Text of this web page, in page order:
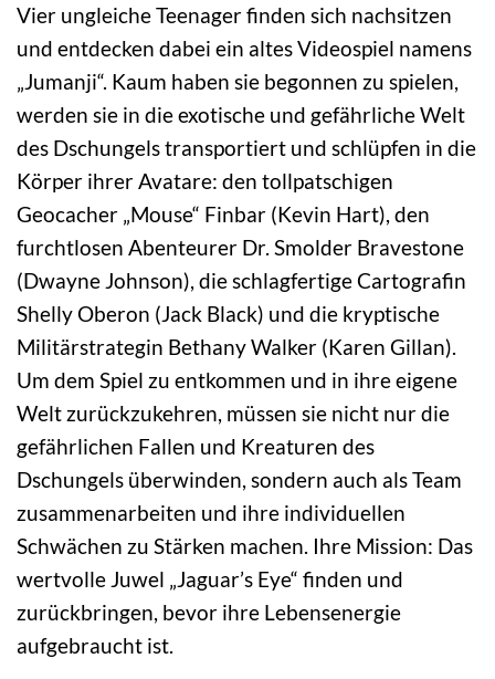
Vier ungleiche Teenager finden sich nachsitzen
und entdecken dabei ein altes Videospiel namens
„Jumanji“. Kaum haben sie begonnen zu spielen,
werden sie in die exotische und gefährliche Welt
des Dschungels transportiert und schlüpfen in die
Körper ihrer Avatare: den tollpatschigen
Geocacher „Mouse“ Finbar (Kevin Hart), den
furchtlosen Abenteurer Dr. Smolder Bravestone
(Dwayne Johnson), die schlagfertige Cartografin
Shelly Oberon (Jack Black) und die kryptische
Militärstrategin Bethany Walker (Karen Gillan).
Um dem Spiel zu entkommen und in ihre eigene
Welt zurückzukehren, müssen sie nicht nur die
gefährlichen Fallen und Kreaturen des
Dschungels überwinden, sondern auch als Team
zusammenarbeiten und ihre individuellen
Schwächen zu Stärken machen. Ihre Mission: Das
wertvolle Juwel „Jaguar’s Eye“ finden und
zurückbringen, bevor ihre Lebensenergie
aufgebraucht ist.